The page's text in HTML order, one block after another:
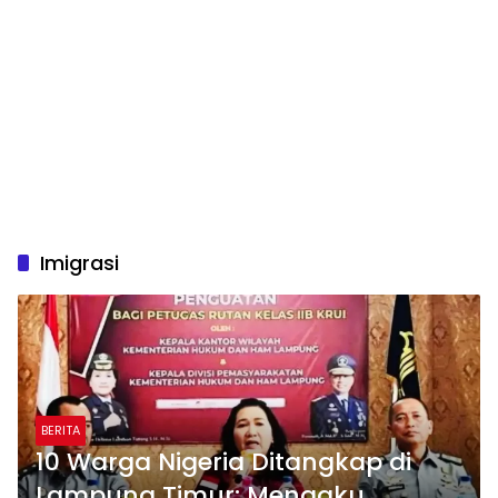
Imigrasi
BERITA
10 Warga Nigeria Ditangkap di